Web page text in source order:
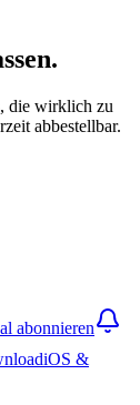
die wirklich zu
abbestellbar.
abonnieren
iOS &